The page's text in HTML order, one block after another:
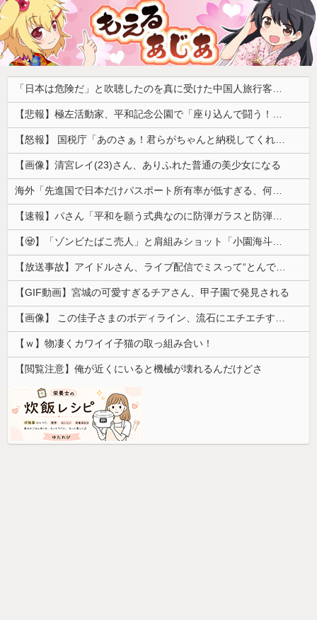
「日本は危険だ」と吹聴したのを真に受けた中国人旅行客、だが代替旅行先が日本ほど安全ではなかった結果……
【悲報】極左活動家、平和記念公園で「座り込んで闘う！」と意気込むも… → 警察に完全排除されてしまう ………
【怒報】 国税庁「あのさぁ！君らがちゃんと納税してくれないとこうなっちゃうけどどうする？！」←これw w w w w w w w
【画像】清宮レイ(23)さん、ありふれた普通の美少女になる
海外「先進国で日本だけパスポート所有率が低すぎる、何故なのか」
【速報】パさん「平和を願う式典なのに防弾ガラスと防弾バッグSP」安倍元首相の悲劇や石破前首相も同環境だったことは忘れる
【🧟】「ゾンビたばこ売人」と肩組みショット「小園海斗」に注がれる“厳しい視線” 「レギュラー剥奪も選択肢のひとつに」
【放送事故】アイドルさん、ライブ配信でミスって“とんでもないもの”を映してしまいネット騒然ｗｗｗ 【Pickup07092038】
【GIF動画】宮城の可愛すぎるチアさん、甲子園で発見される
【画像】 この佳子さまのボディライン、流石にエチエチすぎやろ！
【ｗ】物凄くカワイイ子猫の取っ組み合い！
【閲覧注意】俺が近くにいると機械が壊れるんだけどさ